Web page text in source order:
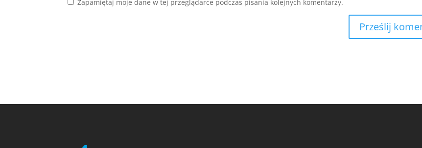
Zapamiętaj moje dane w tej przeglądarce podczas pisania kolejnych komentarzy.